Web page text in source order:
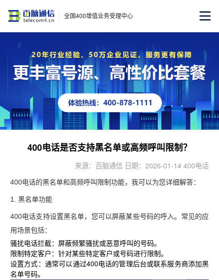
全国400增值业务受理中心
400电话是否支持黑名单或高频呼叫限制？
来源：百脑通信 日期：2026-01-14 400电话
400电话的黑名单和高频呼叫限制功能，我可以为您详细解答：
1. ‌ 黑名单功能
400电话支持设置黑名单，您可以屏蔽某些号码的呼入。常见的应
用场景包括：
骚扰电话拦截‌：屏蔽频繁骚扰或恶意呼叫的号码。
限制特定客户 ‌：针对某些特定客户或号码进行限制。
设置方式‌：通常可以通过400电话的管理后台或联系服务商添加黑
名单号码。